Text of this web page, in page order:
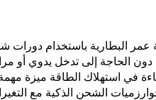
58.4 فولت،
مستمر
عمر البطارية باستخدام
الحاجة إلى تدخل يدوي أو
في استهلاك الطاقة ميزة
الشحن الذكية مع